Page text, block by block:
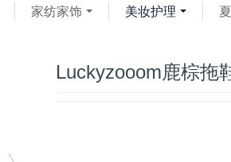
家纺家饰 美妆护理
Luckyzooom鹿棕拖